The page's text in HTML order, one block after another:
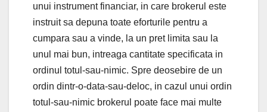
unui instrument financiar, in care brokerul este
instruit sa depuna toate eforturile pentru a
cumpara sau a vinde, la un pret limita sau la
unul mai bun, intreaga cantitate specificata in
ordinul totul-sau-nimic. Spre deosebire de un
ordin dintr-o-data-sau-deloc, in cazul unui ordin
totul-sau-nimic brokerul poate face mai multe